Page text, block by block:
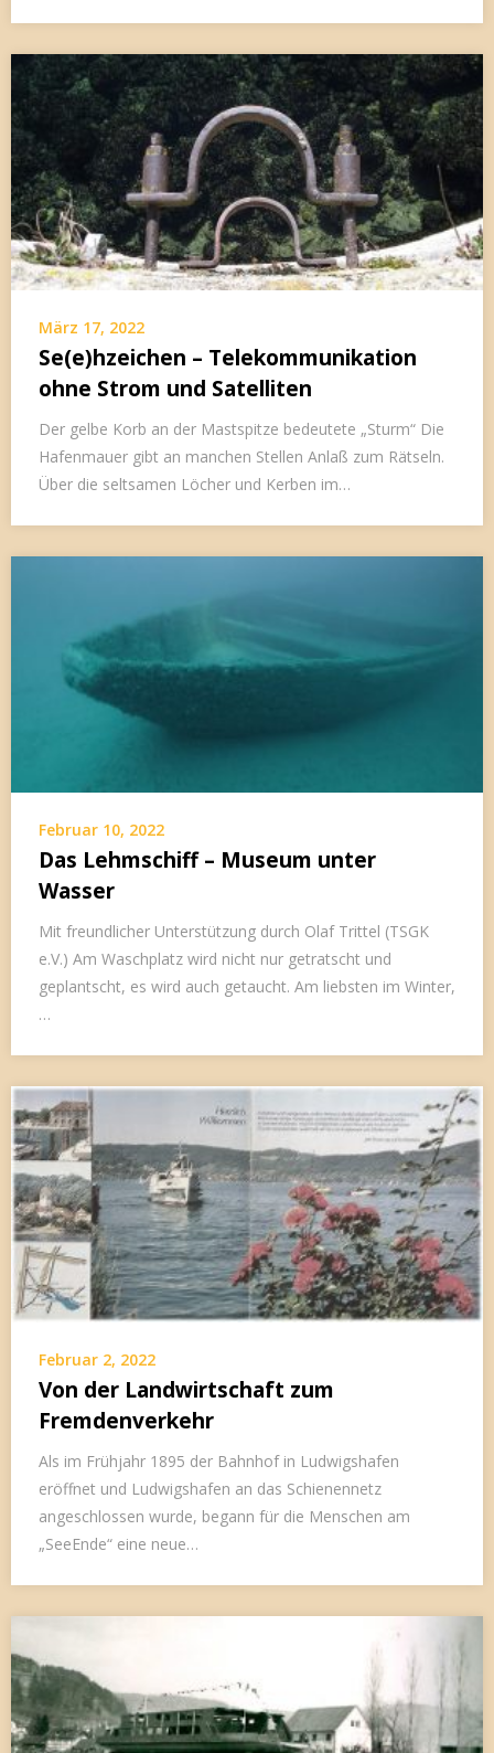
März 17, 2022
Se(e)hzeichen – Telekommunikation
ohne Strom und Satelliten
Der gelbe Korb an der Mastspitze bedeutete „Sturm“ Die
Hafenmauer gibt an manchen Stellen Anlaß zum Rätseln.
Über die seltsamen Löcher und Kerben im…
Februar 10, 2022
Das Lehmschiff – Museum unter
Wasser
Mit freundlicher Unterstützung durch Olaf Trittel (TSGK
e.V.) Am Waschplatz wird nicht nur getratscht und
geplantscht, es wird auch getaucht. Am liebsten im Winter,
…
Februar 2, 2022
Von der Landwirtschaft zum
Fremdenverkehr
Als im Frühjahr 1895 der Bahnhof in Ludwigshafen
eröffnet und Ludwigshafen an das Schienennetz
angeschlossen wurde, begann für die Menschen am
„SeeEnde“ eine neue…